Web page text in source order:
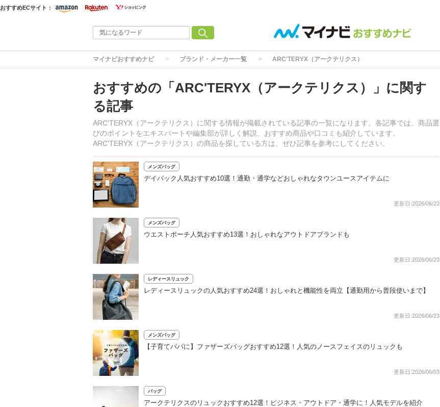
おすすめECサイト：
マイナビおすすめナビ ブランド・メーカー一覧 ARC'TERYX（アークテリクス）
おすすめの「ARC'TERYX（アークテリクス）」に関す
る記事
ARC'TERYX（アークテリクス）に関する情報が掲載されている記事の一覧になります。各記事では、商品選
びのポイントをエキスパートや編集部が詳しく解説、おすすめ商品や口コミも紹介しています。
ARC'TERYX（アークテリクス）の商品を探している方は、ぜひ記事を参考にしてください。
メンズバッグ
デイパック人気おすすめ10選！通勤・通学などおしゃれなタウンユースアイテムに
更新日:2026/06/23
メンズバッグ
ウエストポーチ人気おすすめ13選！おしゃれなアウトドアブランドも
更新日:2026/06/23
レディースリュック
レディースリュックの人気おすすめ24選！おしゃれと機能性を両立【通勤用から普段使いまで】
更新日:2026/06/23
メンズバッグ
【子育てパパに】ファザーズバッグおすすめ12選！人気のノースフェイスのリュックも
更新日:2026/06/03
バッグ
アークテリクスのリュックおすすめ12選！ビジネス・アウトドア・通学に！人気モデルを紹介